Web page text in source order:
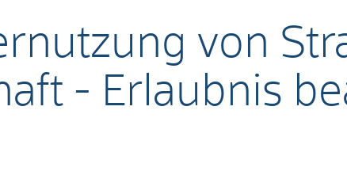
von
- Erlaubnis